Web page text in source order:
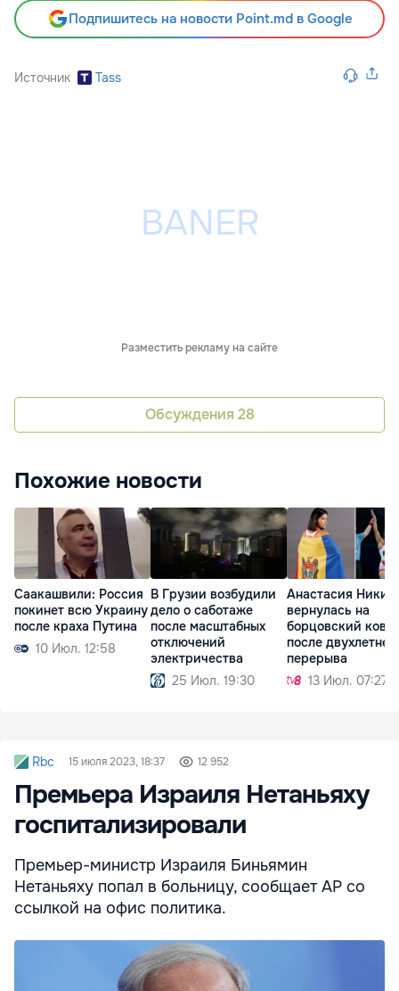
Подпишитесь на новости Point.md в Google
Источник Tass
Разместить рекламу на сайте
Обсуждения 28
Похожие новости
Саакашвили: Россия
покинет всю Украину
после краха Путина
10 Июл. 12:58
В Грузии возбудили
дело о саботаже
после масштабных
отключений
электричества
25 Июл. 19:30
Анастасия
вернулась на
борцовский
после
перерыва
13 Июл. 07:27
Rbc 15 июля 2023, 18:37 12 952
Премьера Израиля Нетаньяху
госпитализировали
Премьер-министр Израиля Биньямин
Нетаньяху попал в больницу, сообщает AP со
ссылкой на офис политика.